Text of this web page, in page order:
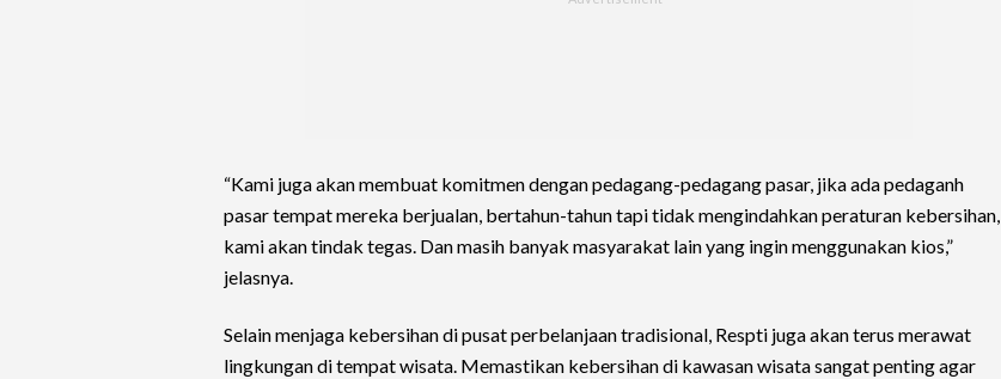
“Kami juga akan membuat komitmen dengan pedagang-pedagang pasar, jika ada pedaganh
pasar tempat mereka berjualan, bertahun-tahun tapi tidak mengindahkan peraturan kebersihan,
kami akan tindak tegas. Dan masih banyak masyarakat lain yang ingin menggunakan kios,”
jelasnya.
Selain menjaga kebersihan di pusat perbelanjaan tradisional, Respti juga akan terus merawat
lingkungan di tempat wisata. Memastikan kebersihan di kawasan wisata sangat penting agar